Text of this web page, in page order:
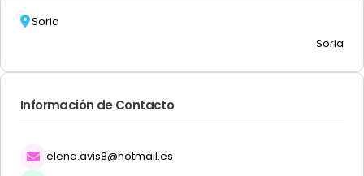
Soria
Soria
Información de Contacto
elena.avis8@hotmail.es